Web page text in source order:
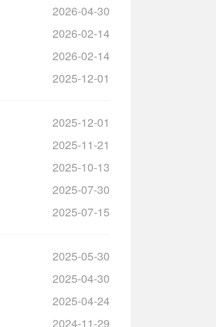
2026-04-30
2026-02-14
2026-02-14
2025-12-01
2025-12-01
2025-11-21
2025-10-13
2025-07-30
2025-07-15
2025-05-30
2025-04-30
2025-04-24
2024-11-29